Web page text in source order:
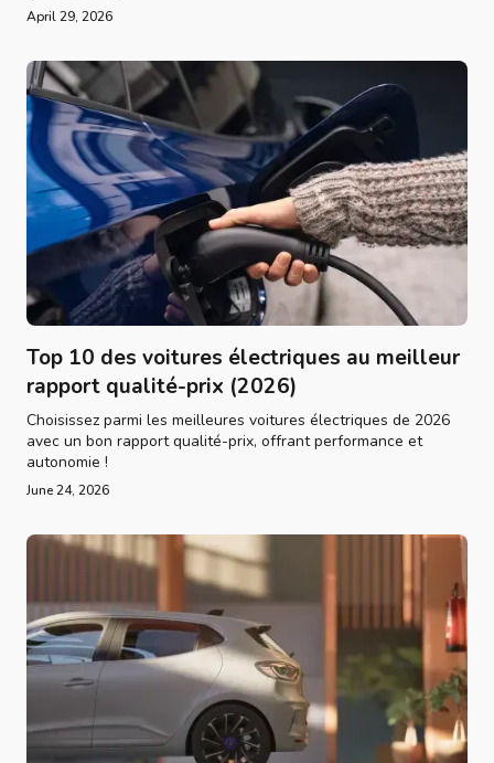
April 29, 2026
Top 10 des voitures électriques au meilleur
rapport qualité-prix (2026)
Choisissez parmi les meilleures voitures électriques de 2026
avec un bon rapport qualité-prix, offrant performance et
autonomie !
June 24, 2026